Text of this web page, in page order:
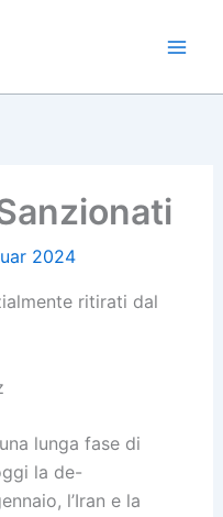
2024
ritirati dal
lunga fase di
la de-
l’Iran e la